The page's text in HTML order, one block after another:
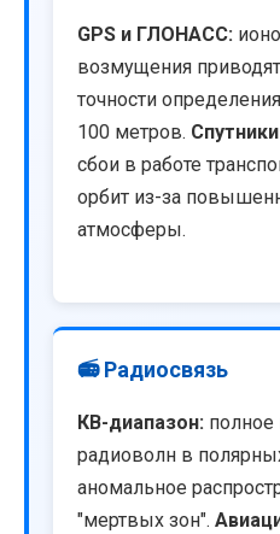
GPS и ГЛОНАСС:
возмущения
точности
100 метров.
сбои в работе
орбит из-за
атмосферы.
📻 Радиосвязь
КВ-диапазон: полное
радиоволн в
аномальное
"мертвых зон".